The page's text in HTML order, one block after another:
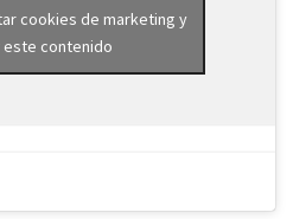
cookies de marketing y
contenido